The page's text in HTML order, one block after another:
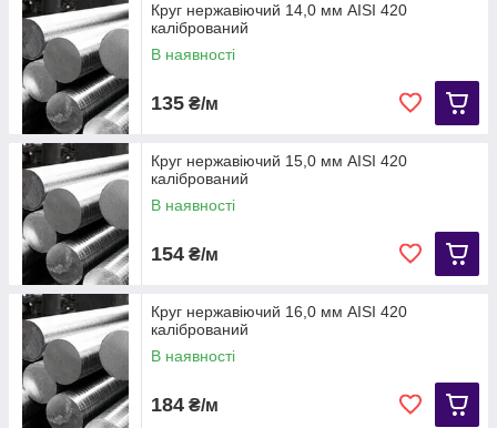
Круг нержавіючий 14,0 мм АІЅІ 420
калібрований
В наявності
135 ₴/м
Круг нержавіючий 15,0 мм АІЅІ 420
калібрований
В наявності
154 ₴/м
Круг нержавіючий 16,0 мм АІЅІ 420
калібрований
В наявності
184 ₴/м